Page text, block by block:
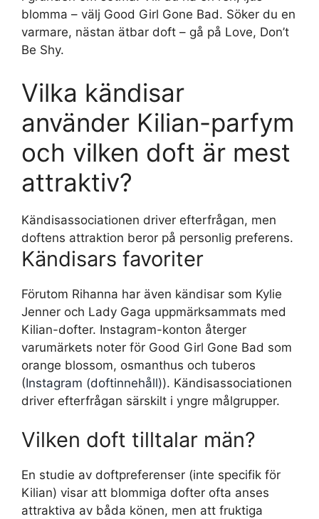
blomma – välj Good Girl Gone Bad. Söker du en
varmare, nästan ätbar doft – gå på Love, Don’t
Be Shy.
Vilka kändisar
använder Kilian-parfym
och vilken doft är mest
attraktiv?
Kändisassociationen driver efterfrågan, men
doftens attraktion beror på personlig preferens.
Kändisars favoriter
Förutom Rihanna har även kändisar som Kylie
Jenner och Lady Gaga uppmärksammats med
Kilian-dofter. Instagram-konton återger
varumärkets noter för Good Girl Gone Bad som
orange blossom, osmanthus och tuberos
(Instagram (doftinnehåll)). Kändisassociationen
driver efterfrågan särskilt i yngre målgrupper.
Vilken doft tilltalar män?
En studie av doftpreferenser (inte specifik för
Kilian) visar att blommiga dofter ofta anses
attraktiva av båda könen, men att fruktiga